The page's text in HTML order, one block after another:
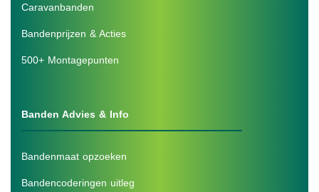
Caravanbanden
Bandenprijzen & Acties
500+ Montagepunten
Banden Advies & Info
Bandenmaat opzoeken
Bandencoderingen uitleg